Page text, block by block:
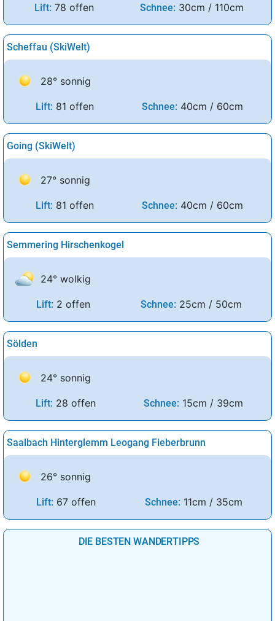
Lift: 78 offen Schnee: 30cm / 110cm
Scheffau (SkiWelt)
28° sonnig
Lift: 81 offen Schnee: 40cm / 60cm
Going (SkiWelt)
27° sonnig
Lift: 81 offen Schnee: 40cm / 60cm
Semmering Hirschenkogel
24° wolkig
Lift: 2 offen Schnee: 25cm / 50cm
Sölden
24° sonnig
Lift: 28 offen Schnee: 15cm / 39cm
Saalbach Hinterglemm Leogang Fieberbrunn
26° sonnig
Lift: 67 offen Schnee: 11cm / 35cm
DIE BESTEN WANDERTIPPS